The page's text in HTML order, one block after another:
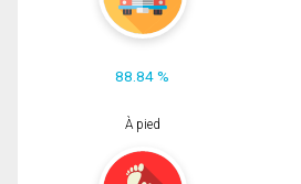
88.84 %
À pied